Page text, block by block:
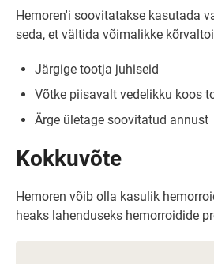
Hemoren'i soovitatakse kasutada
seda, et vältida võimalikke
Järgige tootja juhiseid
Võtke piisavalt vedelikku koos
Ärge ületage soovitatud annust
Kokkuvõte
Hemoren võib olla kasulik
heaks lahenduseks hemorroidide